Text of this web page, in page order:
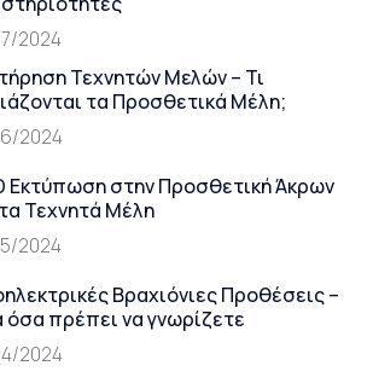
2024
Τεχνητών Μελών – Τι
τα Προσθετικά Μέλη;
2024
Εκτύπωση στην Προσθετική Άκρων
Τεχνητά Μέλη
2024
Βραχιόνιες Προθέσεις –
πρέπει να γνωρίζετε
2024